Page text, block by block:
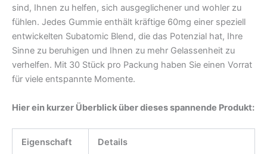
sind, Ihnen zu helfen, sich ausgeglichener und wohler zu
fühlen. Jedes Gummie enthält kräftige 60mg einer speziell
entwickelten Subatomic Blend, die das Potenzial hat, Ihre
Sinne zu beruhigen und Ihnen zu mehr Gelassenheit zu
verhelfen. Mit 30 Stück pro Packung haben Sie einen Vorrat
für viele entspannte Momente.
Hier ein kurzer Überblick über dieses spannende Produkt:
Eigenschaft Details